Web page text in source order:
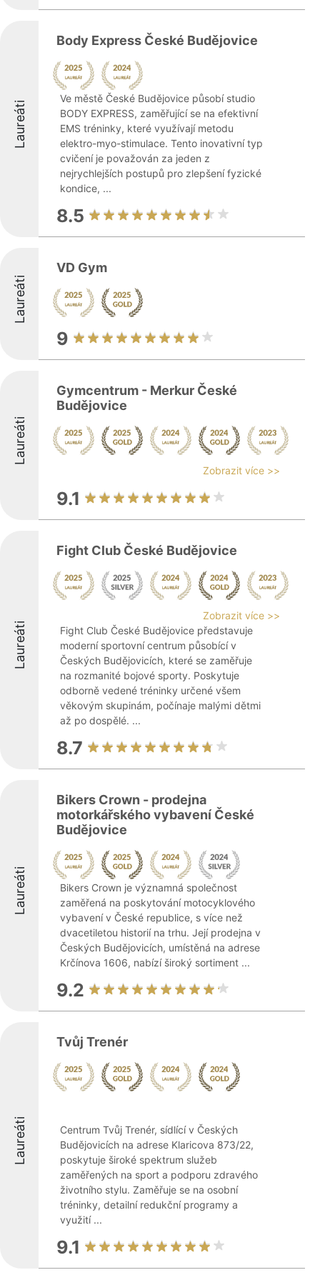
Laureáti
Body Express České Budějovice
Ve městě České Budějovice působí studio
BODY EXPRESS, zaměřující se na efektivní
EMS tréninky, které využívají metodu
elektro-myo-stimulace. Tento inovativní typ
cvičení je považován za jeden z
nejrychlejších postupů pro zlepšení fyzické
kondice, ...
8.5
Laureáti
VD Gym
9
Laureáti
Gymcentrum - Merkur České
Budějovice
Zobrazit více >>
9.1
Laureáti
Fight Club České Budějovice
Zobrazit více >>
Fight Club České Budějovice představuje
moderní sportovní centrum působící v
Českých Budějovicích, které se zaměřuje
na rozmanité bojové sporty. Poskytuje
odborně vedené tréninky určené všem
věkovým skupinám, počínaje malými dětmi
až po dospělé. ...
8.7
Laureáti
Bikers Crown - prodejna
motorkářského vybavení České
Budějovice
Bikers Crown je významná společnost
zaměřená na poskytování motocyklového
vybavení v České republice, s více než
dvacetiletou historií na trhu. Její prodejna v
Českých Budějovicích, umístěná na adrese
Krčínova 1606, nabízí široký sortiment ...
9.2
Laureáti
Tvůj Trenér
Centrum Tvůj Trenér, sídlící v Českých
Budějovicích na adrese Klaricova 873/22,
poskytuje široké spektrum služeb
zaměřených na sport a podporu zdravého
životního stylu. Zaměřuje se na osobní
tréninky, detailní redukční programy a
využití ...
9.1